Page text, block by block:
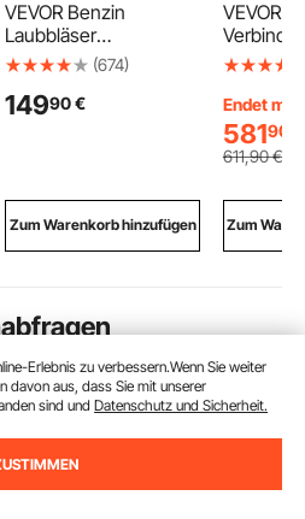
VEVOR Benzin
Laubbläser
Rückentragbar, 43 cc
1,38 L Tank, 815 m³/h
Rückenlaubbläser für
Laubentfernung &
(674)
14990 €
Zum Warenkorb hinzufügen
VEVOR
kg,
80-600
Rollen,
g für
Endet mit
58190
611,90€
Zum
für heizung
Erlebnis zu verbessern.Wenn Sie weiter
davon aus, dass Sie mit unserer
sind undDatenschutz und Sicherheit.